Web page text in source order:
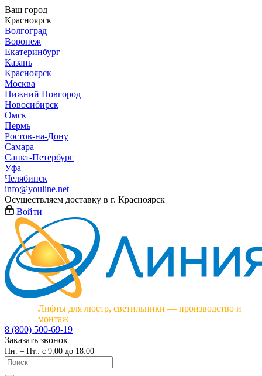
Ваш город
Красноярск
Волгоград
Воронеж
Екатеринбург
Казань
Красноярск
Москва
Нижний Новгород
Новосибирск
Омск
Пермь
Ростов-на-Дону
Самара
Санкт-Петербург
Уфа
Челябинск
info@youline.net
Осуществляем доставку в г. Красноярск
Войти
Лифты для люстр, светильники — производство и
монтаж
8 (800) 500-69-19
Заказать звонок
Пн. – Пт.: с 9:00 до 18:00